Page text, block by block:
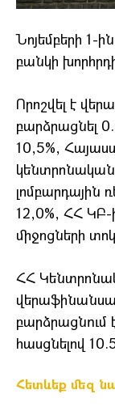
Նոյեմբերի 1-
բանկի
Որոշվել է
բարձրացնել
10,5%,
լոմբարդային
12,0%, ՀՀ ԿԲ-
միջոցների
ՀՀ
բարձրացնում
հասցնելով
Հետևեք մեզ